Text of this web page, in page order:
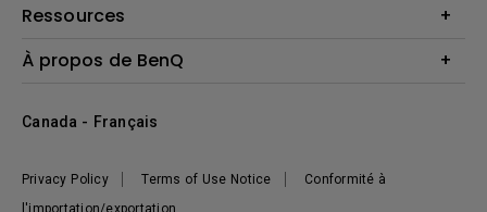
Haut-parleur
Contactez-nous
Recycling
Ressources
Centre de connaissances
À propos de BenQ
Développement durable
Privacy Policy
Terms of Use Notice
Conformité à
l'importation/exportation
Canada - Français